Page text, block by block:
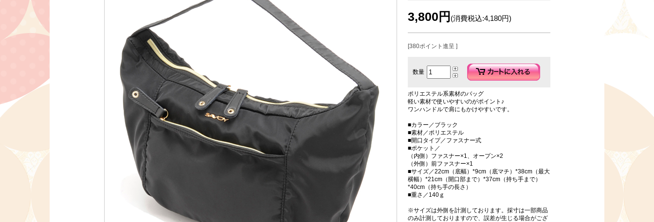
ポリエステル系素材のバッグ
軽い素材で使いやすいのがポイント♪
ワンハンドルで肩にもかけやすいです。
■カラー／ブラック
■素材／ポリエステル
■開口タイプ／ファスナー式
■ポケット／
（内側）ファスナー×1、オープン×2
（外側）前ファスナー×1
■サイズ／22cm（底幅）*9cm（底マチ）*38cm（最大
横幅）*21cm（開口部まで）*37cm（持ち手まで）
*40cm（持ち手の長さ）
■重さ／140ｇ
※サイズは外側を計測しております。採寸は一部商品
のみ計測しておりますので、誤差が生じる場合がござ
3,800円 (消費税込:4,180円)
[380ポイント進呈 ]
数量